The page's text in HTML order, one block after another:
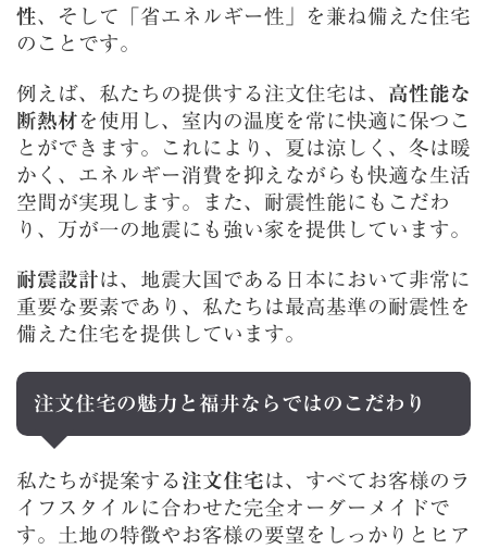
性、そして「省エネルギー性」を兼ね備えた住宅
のことです。
例えば、私たちの提供する注文住宅は、 高性能な
断熱材 を使用し、室内の温度を常に快適に保つこ
とができます。これにより、夏は涼しく、冬は暖
かく、エネルギー消費を抑えながらも快適な生活
空間が実現します。また、耐震性能にもこだわ
り、万が一の地震にも強い家を提供しています。
耐震設計は、地震大国である日本において非常に
重要な要素であり、私たちは最高基準の耐震性を
備えた住宅を提供しています。
注文住宅の魅力と福井ならではのこだわり
私たちが提案する注文住宅は、すべてお客様のラ
イフスタイルに合わせた完全オーダーメイドで
す。土地の特徴やお客様の要望をしっかりとヒア